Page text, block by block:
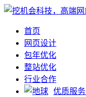
首页
网页设计
包年优化
整站优化
行业合作
优质服务